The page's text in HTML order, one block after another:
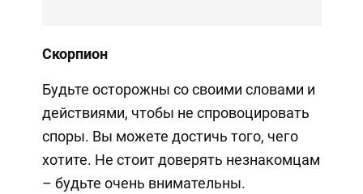
Скорпион
Будьте осторожны со своими словами и
действиями, чтобы не спровоцировать
споры. Вы можете достичь того, чего
хотите. Не стоит доверять незнакомцам
– будьте очень внимательны.